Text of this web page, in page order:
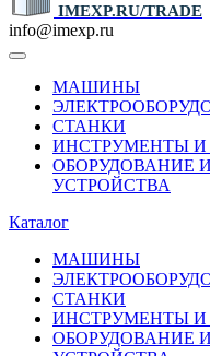
IMEXP.RU/TRADE
info@imexp.ru
МАШИНЫ
СТАНКИ
ИНСТРУМЕНТЫ
ОБОРУДОВАНИЕ
УСТРОЙСТВА
Каталог
МАШИНЫ
СТАНКИ
ИНСТРУМЕНТЫ
ОБОРУДОВАНИЕ